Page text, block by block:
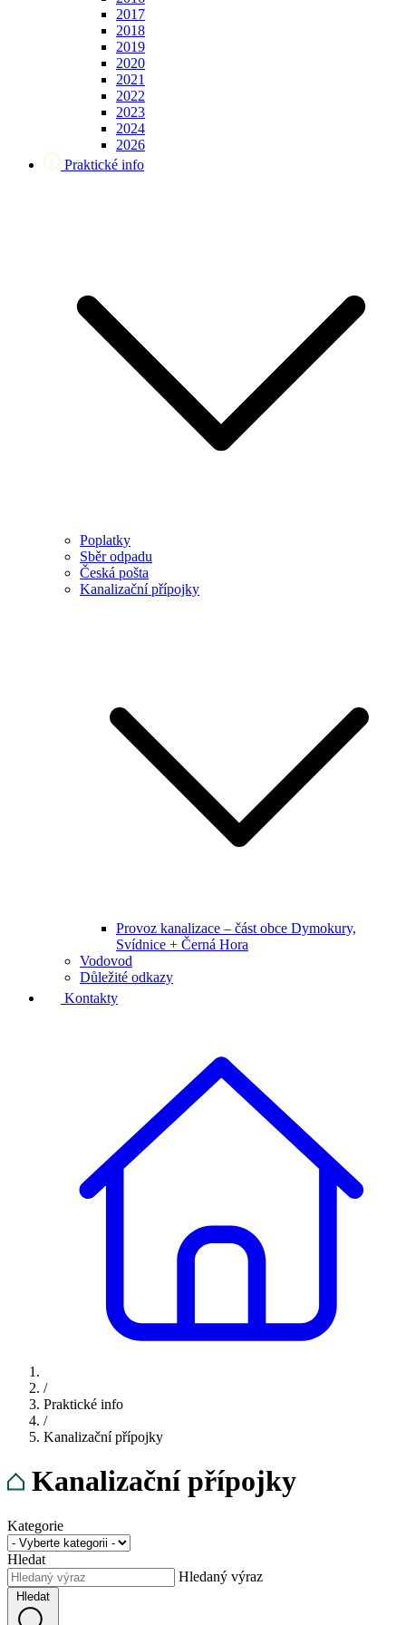
2017
2018
2019
2020
2021
2022
2023
2024
2026
Praktické info
Poplatky
Sběr odpadu
Česká pošta
Kanalizační přípojky
Provoz kanalizace – část obce Dymokury,
Svídnice + Černá Hora
Vodovod
Důležité odkazy
Kontakty
/
Praktické info
/
Kanalizační přípojky
Kanalizační přípojky
Kategorie
Hledat
Hledaný výraz
Hledat